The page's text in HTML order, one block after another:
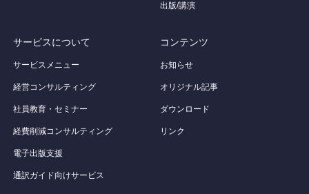
出版/講演
サービスについて
サービスメニュー
経営コンサルティング
社員教育・セミナー
経費削減コンサルティング
電子出版支援
通訳ガイド向けサービス
コンテンツ
お知らせ
オリジナル記事
ダウンロード
リンク